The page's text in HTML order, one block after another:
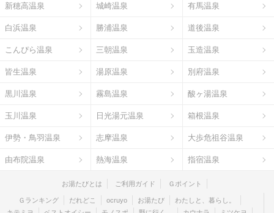
新穂高温泉 城崎温泉 有馬温泉
白浜温泉 勝浦温泉 道後温泉
こんぴら温泉 三朝温泉 玉造温泉
皆生温泉 湯原温泉 別府温泉
黒川温泉 霧島温泉 酸ヶ湯温泉
玉川温泉 日光湯元温泉 箱根温泉
伊勢・鳥羽温泉 志摩温泉 大歩危祖谷温泉
由布院温泉 熱海温泉 指宿温泉
お湯たびとは ご利用ガイド Ｇポイント
Ｇランキング だれどこ ocruyo お湯たび
わたしと、暮らし。